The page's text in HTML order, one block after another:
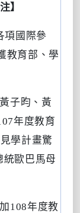
】
項國際參
教育部、學
子昀、黃
年度教育
學計畫驚
統歐巴馬母
108年度教